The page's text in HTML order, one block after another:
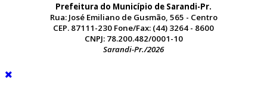
Prefeitura do Município de Sarandi-Pr.
Rua: José Emiliano de Gusmão, 565 - Centro
CEP. 87111-230 Fone/Fax: (44) 3264 - 8600
CNPJ: 78.200.482/0001-10
Sarandi-Pr./2026